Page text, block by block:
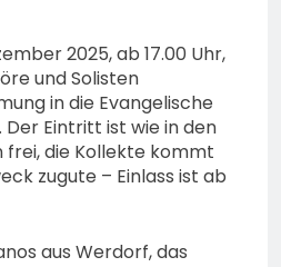
2025, ab 17.00 Uhr,
und Solisten
in die Evangelische
Eintritt ist wie in den
die Kollekte kommt
zugute – Einlass ist ab
aus Werdorf, das